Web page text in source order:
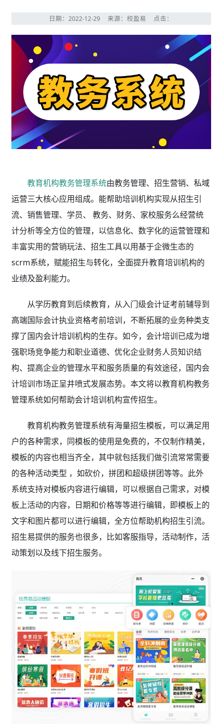
日期：2022-12-29 来源：校盈易 点击：
教育机构教务管理系统由教务管理、招生营销、私域
运营三大核心应用组成。能帮助培训机构实现从招生引
流、销售管理、学员、 教务、财务、家校服务么经营统
计分析等全方位的管理，以信息化、数字化的运营管理和
丰富实用的营销玩法、招生工具以用基于企微生态的
scrm系统，赋能招生与转化，全面提升教育培训机构的
业绩及盈利能力。
从学历教育到后续教育，从入门级会计证考前辅导到
高端国际会计执业资格考前培训，不断拓展的业务种类支
撑了国内会计培训机构的生存。如今，会计培训已成为增
强职场竞争能力和职业道德、优化企业财务人员知识结
构、提高企业的管理水平和服务质量的有效途径，国内会
计培训市场正呈井喷式发展态势。本文将以教育机构教务
管理系统如何帮助会计培训机构宣传招生。
教育机构教务管理系统有海量招生模板，可以满足用
户的各种需求，同模板的使用是免费的，不仅制作精美，
模板的内容也相当齐全，其中就包括我们做引流常常需要
的各种活动类型 ，如砍价，拼团和超级拼团等等。此外
系统支持对模板内容进行编辑，可以根据自己需求，对模
板上活动的内容，日期和价格等等进行编辑，即模板上的
文字和图片都可以进行编辑，全方位帮助机构招生引流。
招生易提供的服务也很多，比如客服指导，活动制作，活
动策划以及线下招生服务。